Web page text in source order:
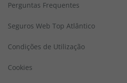
Perguntas Frequentes
Seguros Web Top Atlântico
Condições de Utilização
Cookies